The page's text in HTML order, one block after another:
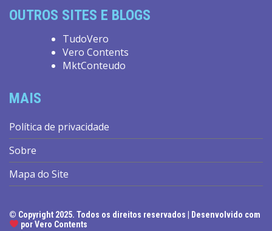
OUTROS SITES E BLOGS
TudoVero
Vero Contents
MktConteudo
MAIS
Política de privacidade
Sobre
Mapa do Site
© Copyright 2025. Todos os direitos reservados | Desenvolvido com
por Vero Contents
ES